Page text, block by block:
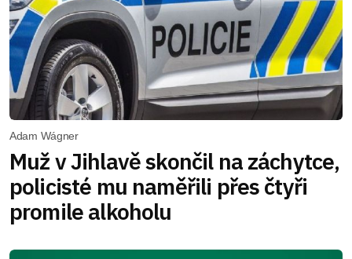
Adam Wágner
Muž v Jihlavě skončil na záchytce,
policisté mu naměřili přes čtyři
promile alkoholu